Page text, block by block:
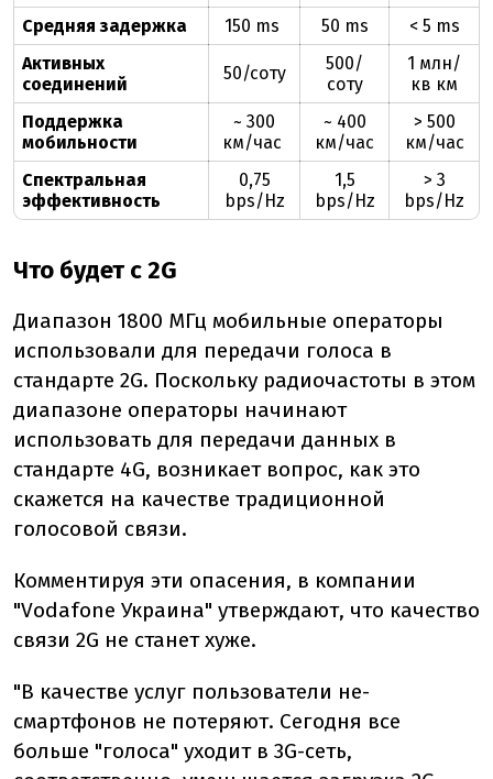
Средняя задержка
150 ms 50 ms
< 5 ms
Активных
соединений
50/cоту
500/
соту
1 млн/
кв км
Поддержка
мобильности
~ 300
км/час
~ 400
км/час
> 500
км/час
Спектральная
эффективность
0,75
bps/Hz
1,5
bps/Hz
> 3
bps/Hz
Что будет с 2G
Диапазон 1800 МГц мобильные операторы
использовали для передачи голоса в
стандарте 2G. Поскольку радиочастоты в этом
диапазоне операторы начинают
использовать для передачи данных в
стандарте 4G, возникает вопрос, как это
скажется на качестве традиционной
голосовой связи.
Комментируя эти опасения, в компании
"Vodafone Украина" утверждают, что качество
связи 2G не станет хуже.
"В качестве услуг пользователи не-
смартфонов не потеряют. Сегодня все
больше "голоса" уходит в 3G-сеть,